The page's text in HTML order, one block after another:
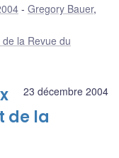
Gregory Bauer,
la Revue du
23 décembre 2004
de la